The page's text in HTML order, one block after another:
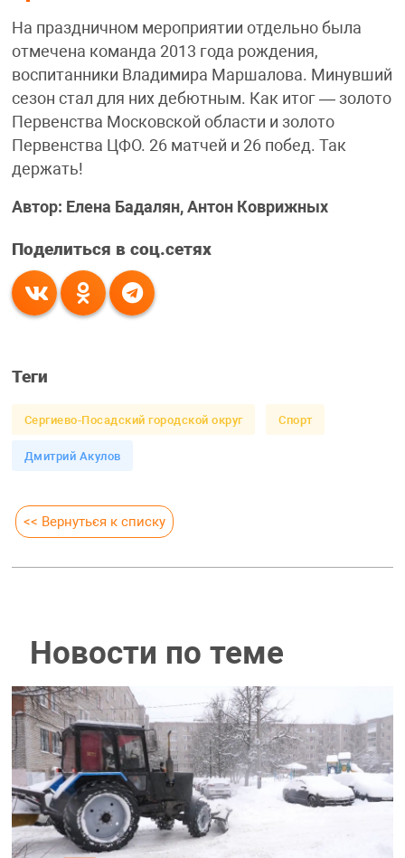
На праздничном мероприятии отдельно была
отмечена команда 2013 года рождения,
воспитанники Владимира Маршалова. Минувший
сезон стал для них дебютным. Как итог — золото
Первенства Московской области и золото
Первенства ЦФО. 26 матчей и 26 побед. Так
держать!
Автор: Елена Бадалян, Антон Коврижных
Поделиться в соц.сетях
Теги
Сергиево-Посадский городской округ Спорт
Дмитрий Акулов
<< Вернуться к списку
Новости по теме